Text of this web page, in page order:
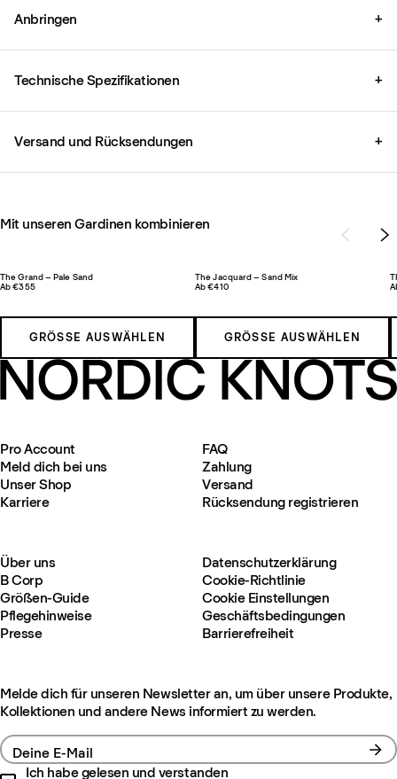
Anbringen +
Technische Spezifikationen +
Versand und Rücksendungen +
Mit unseren Gardinen kombinieren
The Grand – Pale Sand
Ab €355
GRÖSSE AUSWÄHLEN
The Jacquard – Sand Mix
Ab €410
GRÖSSE AUSWÄHLEN
Pro Account
Meld dich bei uns
Unser Shop
Karriere
FAQ
Zahlung
Versand
Rücksendung registrieren
Über uns
B Corp
Größen-Guide
Pflegehinweise
Presse
Datenschutzerklärung
Cookie-Richtlinie
Cookie Einstellungen
Geschäftsbedingungen
Barrierefreiheit
Melde dich für unseren Newsletter an, um über unsere Produkte,
Kollektionen und andere News informiert zu werden.
Deine E-Mail
Ich habe gelesen und verstanden